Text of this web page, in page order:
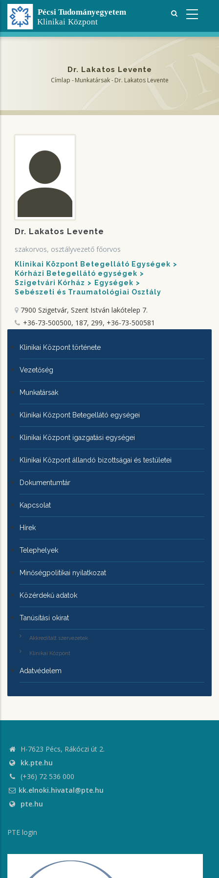
Ugrás
tartalomra
Dr. Lakatos Levente
Címlap - Munkatársak -Dr. Lakatos Levente
Dr. Lakatos Levente
szakorvos, osztályvezető főorvos
Klinikai Központ Betegellátó Egységek
Kórházi Betegellátó egységek
Szigetvári Kórház
Egységek
Sebészeti és Traumatológiai Osztály
7900 Szigetvár, Szent István lakótelep 7.
+36-73-500500, 187, 299, +36-73-500581
KLINIKAI
KÖZPONTRÓL
Klinikai Központ története
Vezetőség
Munkatársak
Klinikai Központ Betegellátó egységei
Klinikai Központ igazgatási egységei
Klinikai Központ állandó bizottságai és testületei
Dokumentumtár
Kapcsolat
Hírek
Telephelyek
Minőségpolitikai nyilatkozat
Közérdekű adatok
Tanúsítási okirat
Akkreditált szervezetek
Klinikai Központ
Adatvédelem
H-7623 Pécs, Rákóczi út 2.
kk.pte.hu
(+36) 72 536 000
kk.elnoki.hivatal@pte.hu
pte.hu
PTE login